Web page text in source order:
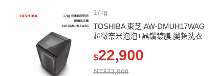
17kg
TOSHIBA 東芝 AW-DMUH17WAG
超微奈米泡泡+晶鑽鍍膜 變頻洗衣
$22,900
NT$32,900